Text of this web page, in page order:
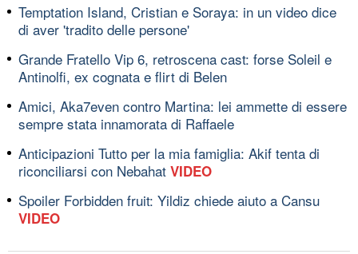
Temptation Island, Cristian e Soraya: in un video dice
di aver 'tradito delle persone'
Grande Fratello Vip 6, retroscena cast: forse Soleil e
Antinolfi, ex cognata e flirt di Belen
Amici, Aka7even contro Martina: lei ammette di essere
sempre stata innamorata di Raffaele
Anticipazioni Tutto per la mia famiglia: Akif tenta di
riconciliarsi con Nebahat VIDEO
Spoiler Forbidden fruit: Yildiz chiede aiuto a Cansu
VIDEO